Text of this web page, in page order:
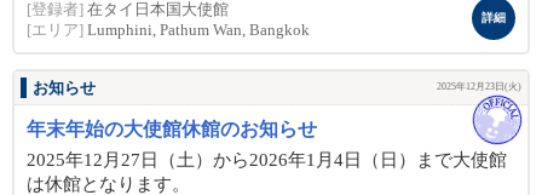
[登録者] 在タイ日本国大使館
[エリア] Lumphini, Pathum Wan, Bangkok
詳細
お知らせ 2025年12月23日(火)
年末年始の大使館休館のお知らせ
2025年12月27日（土）から2026年1月4日（日）まで大使館
は休館となります。